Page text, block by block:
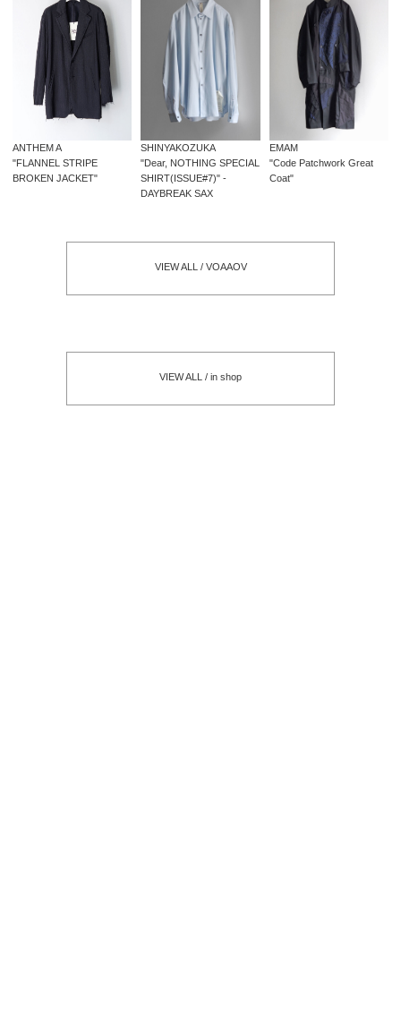
ANTHEM A
"FLANNEL STRIPE
BROKEN JACKET"
SHINYAKOZUKA
"Dear, NOTHING SPECIAL
SHIRT(ISSUE#7)" -
DAYBREAK SAX
EMAM
"Code Patchwork Great
Coat"
VIEW ALL / VOAAOV
VIEW ALL / in shop